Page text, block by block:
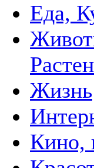
Еда,
Жизнь
Кино,